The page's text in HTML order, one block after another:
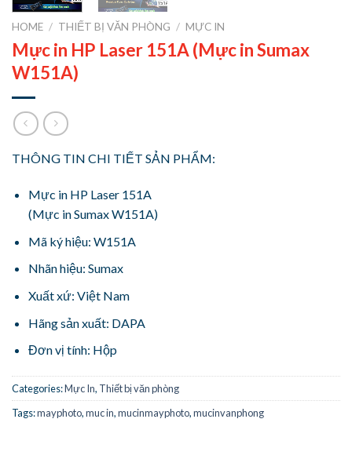
HOME / THIẾT BỊ VĂN PHÒNG / MỰC IN
Mực in HP Laser 151A (Mực in Sumax
W151A)
THÔNG TIN CHI TIẾT SẢN PHẨM:
Mực in HP Laser 151A
(Mực in Sumax W151A)
Mã ký hiệu: W151A
Nhãn hiệu: Sumax
Xuất xứ: Việt Nam
Hãng sản xuất: DAPA
Đơn vị tính: Hộp
Categories:Mực In, Thiết bị văn phòng
Tags:mayphoto,muc in,mucinmayphoto,mucinvanphong